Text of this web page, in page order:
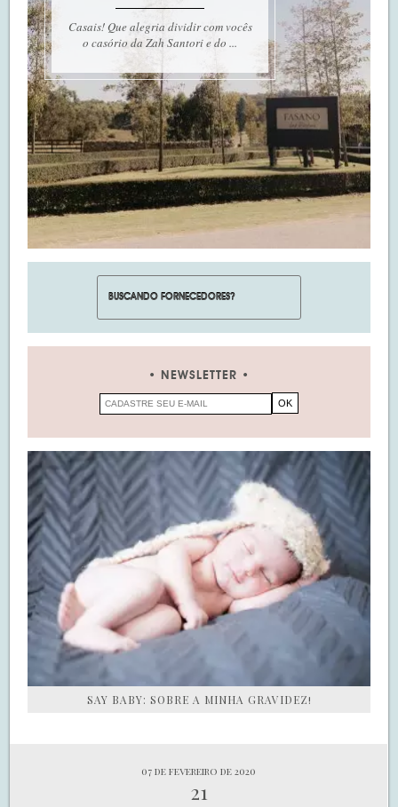
Casais! Que alegria dividir com vocês
o casório da Zah Santori e do ...
NEWSLETTER
SAY BABY: SOBRE A MINHA GRAVIDEZ!
07 de fevereiro de 2020
21